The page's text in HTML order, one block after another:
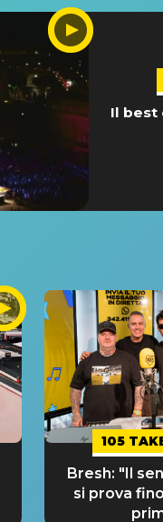
Il best
105
Bresh: "Il
si prova